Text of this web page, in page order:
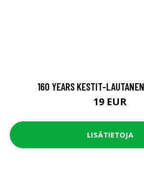
160 YEARS KESTIT-
19 EUR
LISÄTIETOJA